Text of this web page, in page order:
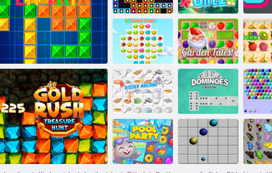
Ten Trix
Farbblöcke Aqua Blitz
Cookie Crush 3 Gartengeschichten
Küche Mahjong
Dominoes